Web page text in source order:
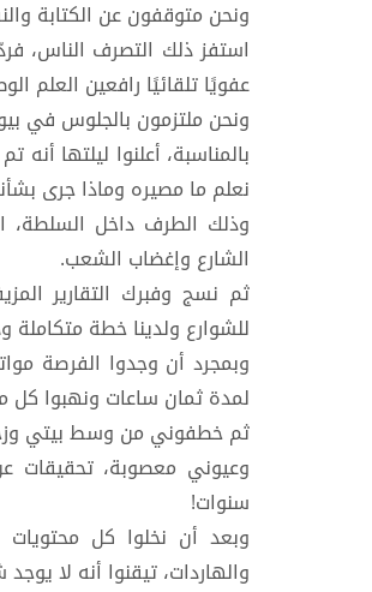
ونحن متوقفون عن الكتابة
استفز ذلك التصرف الناس،
عفويًا تلقائيًا رافعين العلم
ونحن ملتزمون بالجلوس في
بالمناسبة، أعلنوا ليلتها
نعلم ما مصيره وماذا جرى
وذلك الطرف داخل السلطة،
الشارع وإغضاب الشعب.
ثم نسج وفبرك التقارير
للشوارع ولدينا خطة متكاملة
وبمجرد أن وجدوا الفرصة
لمدة ثمان ساعات ونهبوا كل
ثم خطفوني من وسط بيتي
وعيوني معصوبة، تحقيقات
سنوات!
وبعد أن نخلوا كل محتويات
والهاردات، تيقنوا أنه لا